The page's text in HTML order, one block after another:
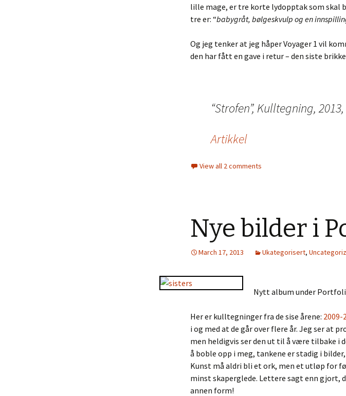
lille mage, er tre korte lydopptak som skal
tre er: “babygråt, bølgeskvulp og en
Og jeg tenker at jeg håper Voyager 1 vil
den har fått en gave i retur – den siste
“Strofen”, Kulltegning,
Artikkel
View all 2 comments
Nye bilder i
March 17, 2013 Ukategorisert,
Nytt album under
Her er kulltegninger fra de sise årene: 2009-
i og med at de går over flere år. Jeg ser at
men heldigvis ser den ut til å være tilbake i
å boble opp i meg, tankene er stadig i
Kunst må aldri bli et ork, men et utløp for
minst skaperglede. Lettere sagt enn gjort,
annen form!